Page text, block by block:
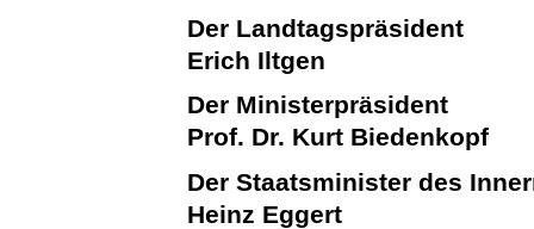
Der Landtagspräsident
Erich Iltgen
Der Ministerpräsident
Prof. Dr. Kurt Biedenkopf
Der Staatsminister des
Heinz Eggert